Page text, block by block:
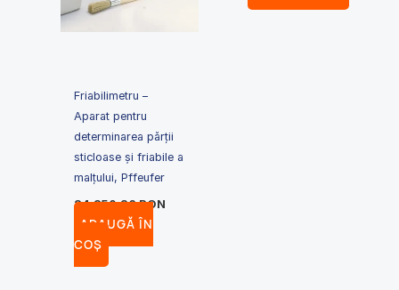
Friabilimetru –
Aparat pentru
determinarea părții
sticloase și friabile a
malțului, Pffeufer
24,850.26RON
ADAUGĂ ÎN
COȘ